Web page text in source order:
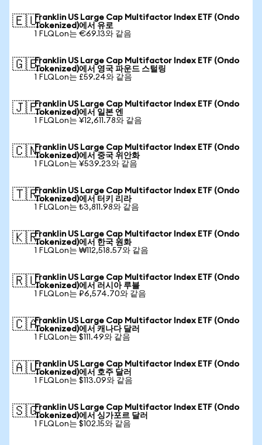
🇪🇺Franklin US Large Cap Multifactor Index ETF (Ondo
Tokenized)에서 유로
1 FLQLon는 €69.13와 같음
🇬🇧Franklin US Large Cap Multifactor Index ETF (Ondo
Tokenized)에서 영국 파운드 스털링
1 FLQLon는 £59.24와 같음
🇯🇵Franklin US Large Cap Multifactor Index ETF (Ondo
Tokenized)에서 일본 엔
1 FLQLon는 ¥12,611.78와 같음
🇨🇳Franklin US Large Cap Multifactor Index ETF (Ondo
Tokenized)에서 중국 위안화
1 FLQLon는 ¥539.23와 같음
🇹🇷Franklin US Large Cap Multifactor Index ETF (Ondo
Tokenized)에서 터키 리라
1 FLQLon는 ₺3,811.98와 같음
🇰🇷Franklin US Large Cap Multifactor Index ETF (Ondo
Tokenized)에서 한국 원화
1 FLQLon는 ₩112,518.57와 같음
🇷🇺Franklin US Large Cap Multifactor Index ETF (Ondo
Tokenized)에서 러시아 루블
1 FLQLon는 ₽6,574.70와 같음
🇨🇦Franklin US Large Cap Multifactor Index ETF (Ondo
Tokenized)에서 캐나다 달러
1 FLQLon는 $111.49와 같음
🇦🇺Franklin US Large Cap Multifactor Index ETF (Ondo
Tokenized)에서 호주 달러
1 FLQLon는 $113.09와 같음
🇸🇬Franklin US Large Cap Multifactor Index ETF (Ondo
Tokenized)에서 싱가포르 달러
1 FLQLon는 $102.15와 같음